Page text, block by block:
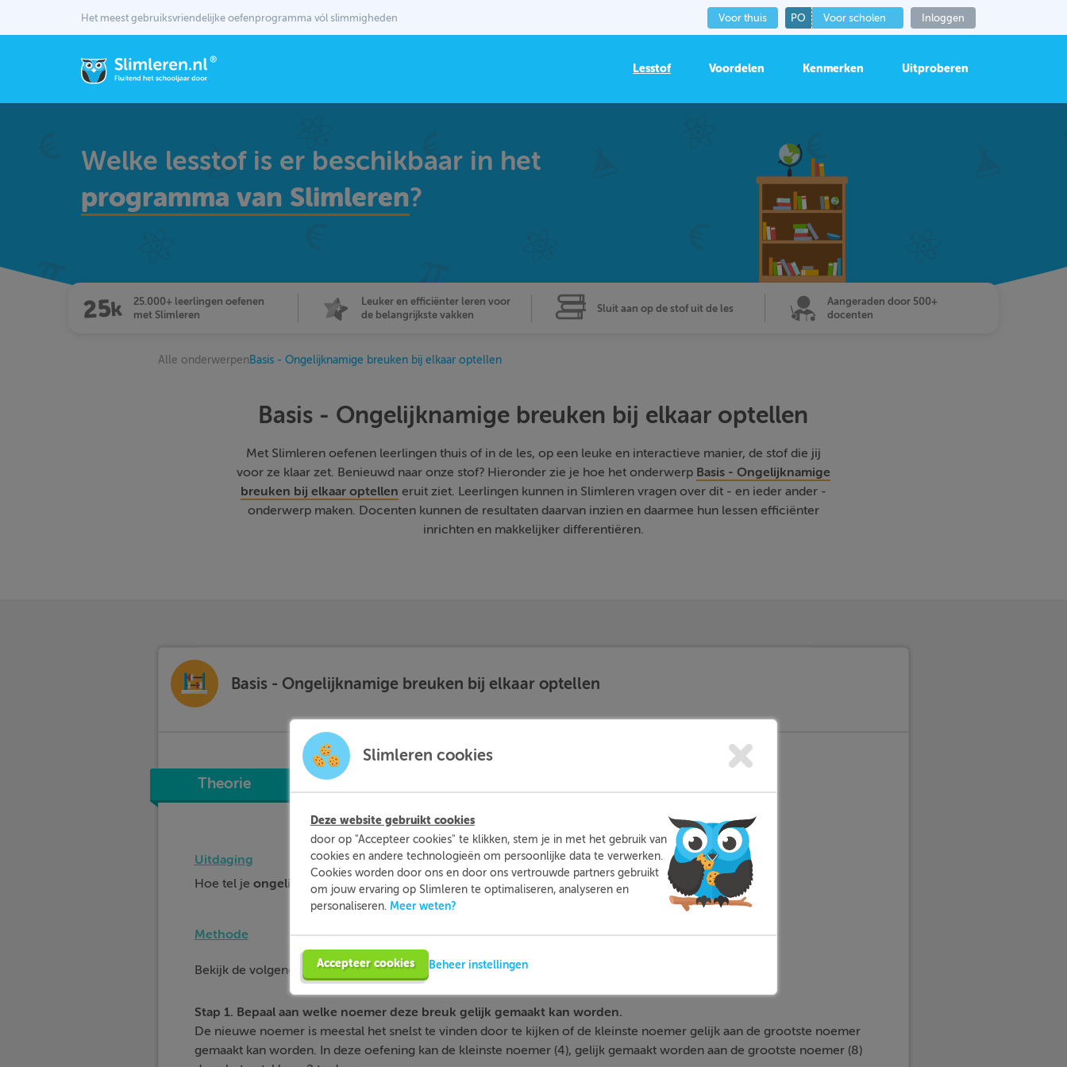
Het meest gebruiksvriendelijke oefenprogramma vól slimmigheden Voor thuis PO Voor scholen Inloggen
Lesstof Voordelen Kenmerken Uitproberen
Welke lesstof is er beschikbaar in het
programma van Slimleren?
25.000+ leerlingen oefenen
met Slimleren
Leuker en efficiënter leren voor
de belangrijkste vakken
Sluit aan op de stof uit de les
Aangeraden door 500+
docenten
Alle onderwerpen Basis - Ongelijknamige breuken bij elkaar optellen
Basis - Ongelijknamige breuken bij elkaar optellen
Met Slimleren oefenen leerlingen thuis of in de les, op een leuke en interactieve manier, de stof die jij
voor ze klaar zet. Benieuwd naar onze stof? Hieronder zie je hoe het onderwerp Basis - Ongelijknamige
breuken bij elkaar optellen eruit ziet. Leerlingen kunnen in Slimleren vragen over dit - en ieder ander -
onderwerp maken. Docenten kunnen de resultaten daarvan inzien en daarmee hun lessen efficiënter
inrichten en makkelijker differentiëren.
Basis - Ongelijknamige breuken bij elkaar optellen
Theorie
Uitdaging
Hoe tel je ongelijknamige breukenbij elkaar op? Dat leggen we je hier uit.
Methode
Bekijk de volgende som:
3
4
34 en
1
8
18
Stap 1. Bepaal aan welke noemer deze breuk gelijk gemaakt kan worden.
De nieuwe noemer is meestal het snelst te vinden door te kijken of de kleinste noemer gelijk aan de grootste noemer
gemaakt kan worden. In deze oefening kan de kleinste noemer (4), gelijk gemaakt worden aan de grootste noemer (8)
Slimleren cookies
Deze website gebruikt cookies
door op "Accepteer cookies" te klikken, stem je in met het gebruik van
cookies en andere technologieën om persoonlijke data te verwerken.
Cookies worden door ons en door ons vertrouwde partners gebruikt
om jouw ervaring op Slimleren te optimaliseren, analyseren en
personaliseren. Meer weten?
Accepteer cookies Beheer instellingen